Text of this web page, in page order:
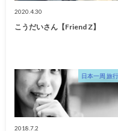
2020.4.30
こうだいさん【Friend Z】
日本一周 旅
2018.7.2